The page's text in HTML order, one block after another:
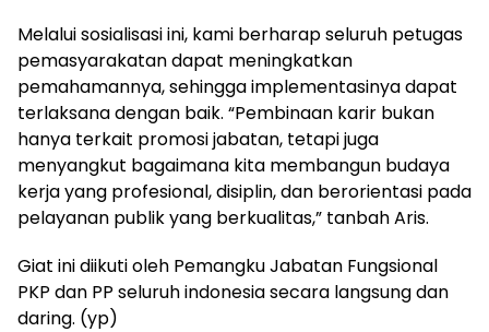
Melalui sosialisasi ini, kami berharap seluruh petugas
pemasyarakatan dapat meningkatkan
pemahamannya, sehingga implementasinya dapat
terlaksana dengan baik. “Pembinaan karir bukan
hanya terkait promosi jabatan, tetapi juga
menyangkut bagaimana kita membangun budaya
kerja yang profesional, disiplin, dan berorientasi pada
pelayanan publik yang berkualitas,” tanbah Aris.
Giat ini diikuti oleh Pemangku Jabatan Fungsional
PKP dan PP seluruh indonesia secara langsung dan
daring. (yp)